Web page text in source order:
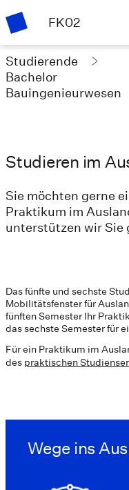
FK02
Studierende
Bachelor
Bauingenieurwesen
Studieren im
Sie möchten gerne
Praktikum im
unterstützen wir Sie
Das fünfte und sechste
Mobilitätsfenster für
fünften Semester Ihr
das sechste Semester für
Für ein Praktikum im
des praktischen
Wege ins